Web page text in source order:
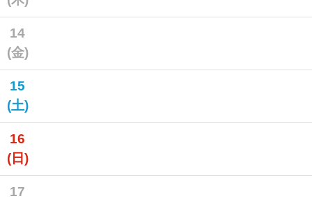
14
(金)
15
(土)
16
(日)
17